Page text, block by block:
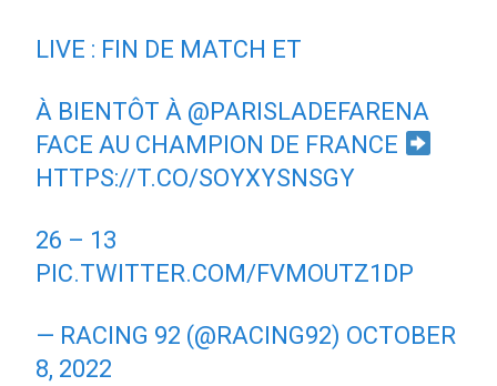
LIVE : FIN DE MATCH ET
À BIENTÔT À @PARISLADEFARENA
FACE AU CHAMPION DE FRANCE
HTTPS://T.CO/SOYXYSNSGY
26 – 13 ️
PIC.TWITTER.COM/FVMOUTZ1DP
— RACING 92 (@RACING92) OCTOBER
8, 2022